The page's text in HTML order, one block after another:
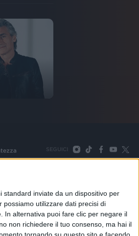
standard inviate da un dispositivo per
utilizzare dati precisi di
In alternativa puoi fare clic per negare il
non richiedere il tuo consenso, ma hai il
SEGUICI